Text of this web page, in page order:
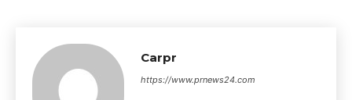
Carpr
https://www.prnews24.com